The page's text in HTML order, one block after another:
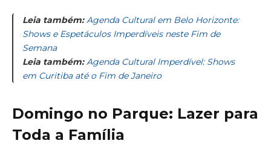
Leia também: Agenda Cultural em Belo Horizonte:
Shows e Espetáculos Imperdíveis neste Fim de
Semana
Leia também: Agenda Cultural Imperdível: Shows
em Curitiba até o Fim de Janeiro
Domingo no Parque: Lazer para
Toda a Família